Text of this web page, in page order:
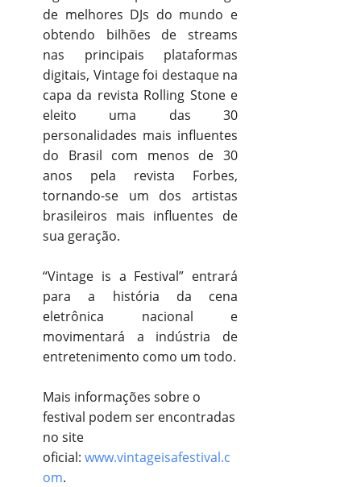
de melhores DJs do mundo e
obtendo bilhões de streams
nas principais plataformas
digitais, Vintage foi destaque na
capa da revista Rolling Stone e
eleito uma das 30
personalidades mais influentes
do Brasil com menos de 30
anos pela revista Forbes,
tornando-se um dos artistas
brasileiros mais influentes de
sua geração.
“Vintage is a Festival” entrará
para a história da cena
eletrônica nacional e
movimentará a indústria de
entretenimento como um todo.
Mais informações sobre o
festival podem ser encontradas
no site
oficial: www.vintageisafestival.c
om.